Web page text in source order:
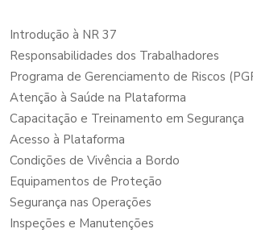
Introdução à NR 37
Responsabilidades dos Trabalhadores
Programa de Gerenciamento de Riscos
Atenção à Saúde na Plataforma
Capacitação e Treinamento em Segurança
Acesso à Plataforma
Condições de Vivência a Bordo
Equipamentos de Proteção
Segurança nas Operações
Inspeções e Manutenções